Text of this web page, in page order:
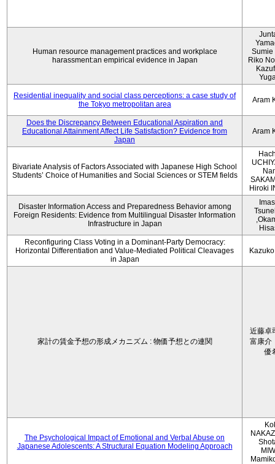
Human resource management practices and workplace
harassment:an empirical evidence in Japan
Sumie
Riko
Residential inequality and social class perceptions: a case study of
the Tokyo metropolitan area
Aram
Does the Discrepancy Between Educational Aspiration and
Educational Attainment Affect Life Satisfaction? Evidence from
Japan
Aram
Bivariate Analysis of Factors Associated with Japanese High School
Students’ Choice of Humanities and Social Sciences or STEM fields
Hiroki
Disaster Information Access and Preparedness Behavior among
Foreign Residents: Evidence from Multilingual Disaster Information
Infrastructure in Japan
Reconfiguring Class Voting in a Dominant-Party Democracy:
Horizontal Differentiation and Value-Mediated Political Cleavages
in Japan
家計の賃金予想の形成メカニズム : 物価予想との連関
近藤卓
富康介
優
The Psychological Impact of Emotional and Verbal Abuse on
Japanese Adolescents: A Structural Equation Modeling Approach